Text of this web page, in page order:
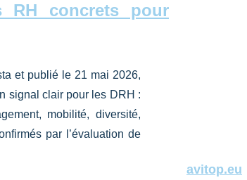
RH concrets pour
et publié le 21 mai 2026,
signal clair pour les DRH :
mobilité, diversité,
par l’évaluation de
avitop.eu